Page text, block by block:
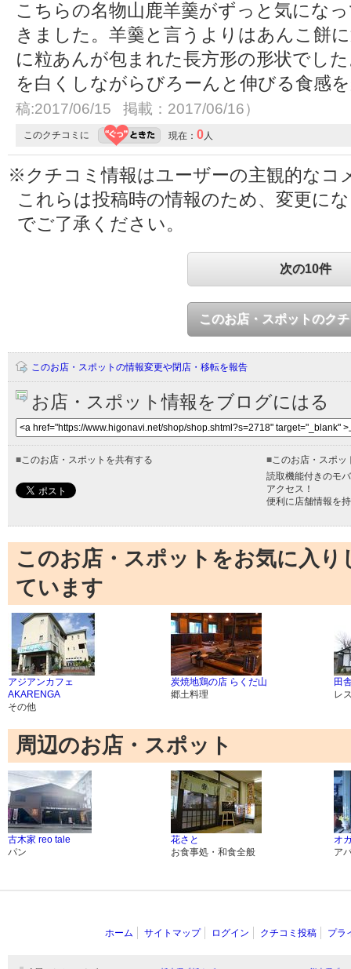
こちらの名物山鹿羊羹がずっと気にな
きました。羊羹と言うよりはあんこ餅
に粒あんが包まれた長方形の形状でし
を白くしながらびろーんと伸びる食感
稿:2017/06/15 掲載：2017/06/16）
このクチコミに 現在： 0人
※クチコミ情報はユーザーの主観的なコ
これらは投稿時の情報のため、変更に
でご了承ください。
次の10件
このお店・スポットのク
このお店・スポットの情報変更や閉店・移転を報告
お店・スポット情報をブログにはる
■このお店・スポットを共有する ■このお店・スポッ
読取機能付きのモ
アクセス！
便利に店舗情報を
このお店・スポットをお気に入
ています
アジアンカフェ
AKARENGA
その他
炭焼地鶏の店 らくだ山
郷土料理
田
レ
周辺のお店・スポット
古木家 reo tale
パン
花さと
お食事処・和食全般
オ
ア
ホーム サイトマップ ログイン クチコミ投稿 プラ